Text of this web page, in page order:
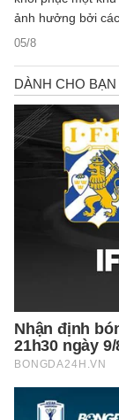
05/8
ảnh hưởng bởi